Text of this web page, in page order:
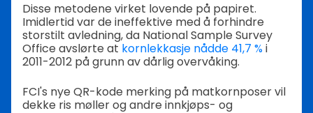
Disse metodene virket lovende på papiret.
Imidlertid var de ineffektive med å forhindre
storstilt avledning, da National Sample Survey
Office avslørte at kornlekkasje nådde 41,7 %i
2011-2012 på grunn av dårlig overvåking.
FCI's nye QR-kode merking på matkornposer vil
dekke ris møller og andre innkjøps- og